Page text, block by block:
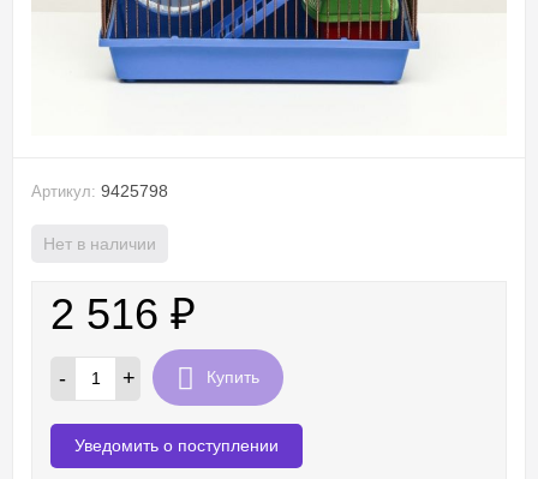
Артикул: 9425798
Нет в наличии
2 516 ₽
- + Купить
Уведомить о поступлении